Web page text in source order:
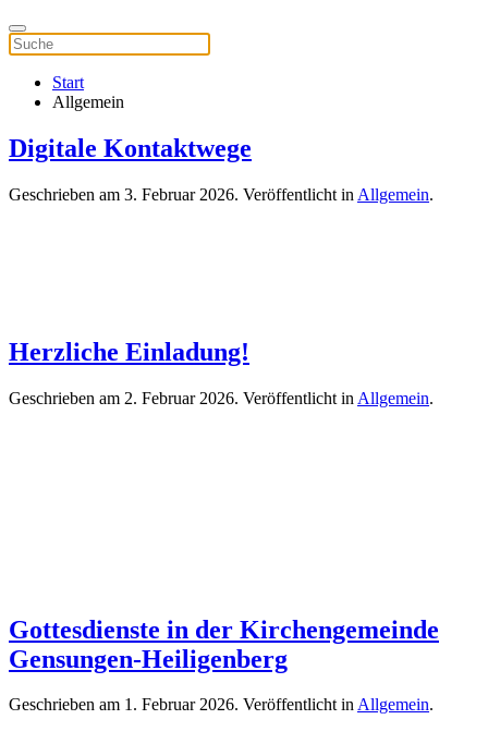
Start
Allgemein
Digitale Kontaktwege
Geschrieben am 3. Februar 2026. Veröffentlicht in Allgemein.
Herzliche Einladung!
Geschrieben am 2. Februar 2026. Veröffentlicht in Allgemein.
Gottesdienste in der Kirchengemeinde
Gensungen-Heiligenberg
Geschrieben am 1. Februar 2026. Veröffentlicht inAllgemein.